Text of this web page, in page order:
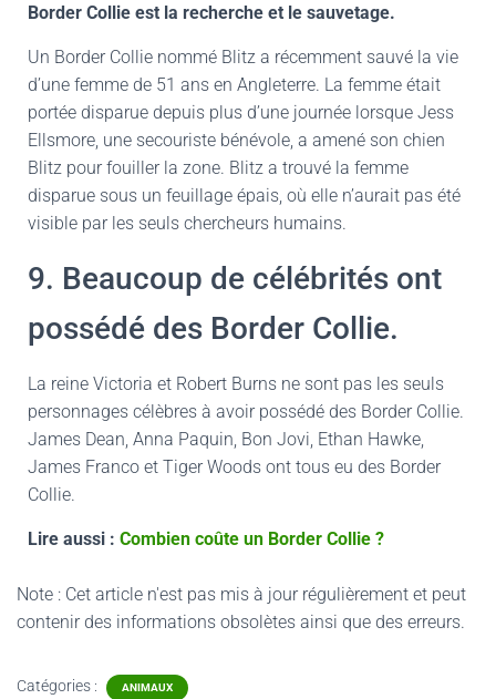
Border Collie est la recherche et le sauvetage.
Un Border Collie nommé Blitz a récemment sauvé la vie
d’une femme de 51 ans en Angleterre. La femme était
portée disparue depuis plus d’une journée lorsque Jess
Ellsmore, une secouriste bénévole, a amené son chien
Blitz pour fouiller la zone. Blitz a trouvé la femme
disparue sous un feuillage épais, où elle n’aurait pas été
visible par les seuls chercheurs humains.
9. Beaucoup de célébrités ont
possédé des Border Collie.
La reine Victoria et Robert Burns ne sont pas les seuls
personnages célèbres à avoir possédé des Border Collie.
James Dean, Anna Paquin, Bon Jovi, Ethan Hawke,
James Franco et Tiger Woods ont tous eu des Border
Collie.
Lire aussi : Combien coûte un Border Collie ?
Note : Cet article n'est pas mis à jour régulièrement et peut
contenirdes informations obsolètes ainsi que des erreurs.
Catégories : ANIMAUX